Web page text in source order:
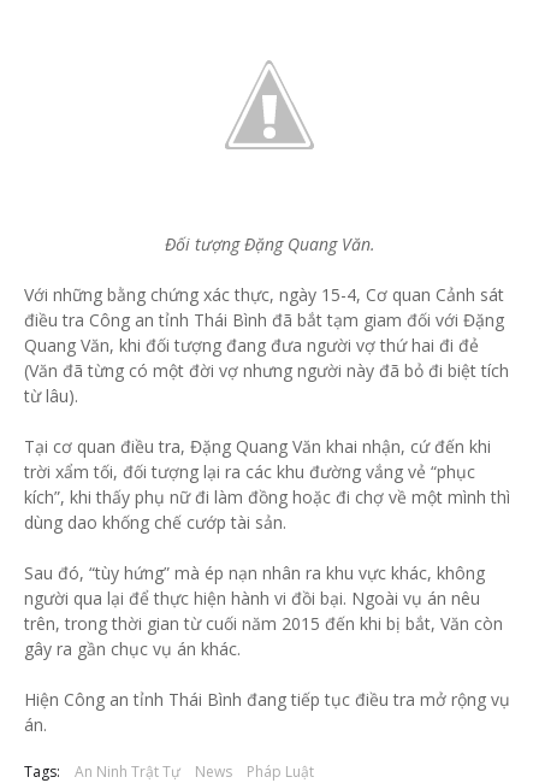
Đối tượng Đặng Quang Văn.
Với những bằng chứng xác thực, ngày 15-4, Cơ quan Cảnh sát
điều tra Công an tỉnh Thái Bình đã bắt tạm giam đối với Đặng
Quang Văn, khi đối tượng đang đưa người vợ thứ hai đi đẻ
(Văn đã từng có một đời vợ nhưng người này đã bỏ đi biệt tích
từ lâu).
Tại cơ quan điều tra, Đặng Quang Văn khai nhận, cứ đến khi
trời xẩm tối, đối tượng lại ra các khu đường vắng vẻ “phục
kích”, khi thấy phụ nữ đi làm đồng hoặc đi chợ về một mình thì
dùng dao khống chế cướp tài sản.
Sau đó, “tùy hứng” mà ép nạn nhân ra khu vực khác, không
người qua lại để thực hiện hành vi đồi bại. Ngoài vụ án nêu
trên, trong thời gian từ cuối năm 2015 đến khi bị bắt, Văn còn
gây ra gần chục vụ án khác.
Hiện Công an tỉnh Thái Bình đang tiếp tục điều tra mở rộng vụ
án.
Tags: An Ninh Trật Tự News Pháp Luật